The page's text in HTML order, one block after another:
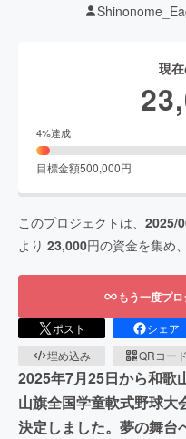
現
4%達成
目標金額500,000円
このプロジェクトは、 2025/
より 23,000円の資金を集め、
もう一度プ
ポスト シェア
埋め込み
QRコード
2025年7月25日から和歌
山旗全国学童軟式野球大
決定しました。夢の舞台